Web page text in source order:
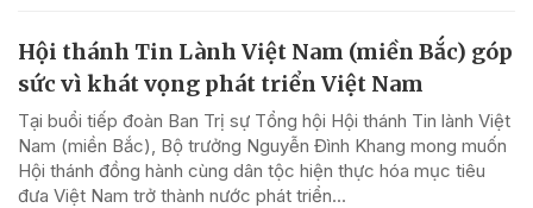
Hội thánh Tin Lành Việt Nam (miền Bắc) góp
sức vì khát vọng phát triển Việt Nam
Tại buổi tiếp đoàn Ban Trị sự Tổng hội Hội thánh Tin lành Việt
Nam (miền Bắc), Bộ trưởng Nguyễn Đình Khang mong muốn
Hội thánh đồng hành cùng dân tộc hiện thực hóa mục tiêu
đưa Việt Nam trở thành nước phát triển...